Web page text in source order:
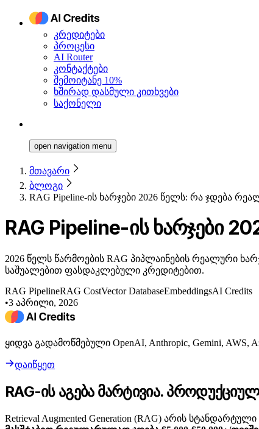
კრედიტები
პროცესი
AI Router
კონტაქტები
შემოიტანე 10%
ხშირად დასმული კითხვები
საქონელი
open navigation menu
მთავარი
ბლოგი
RAG Pipeline-ის ხარჯები 2026 წელს: რა ჯდება
RAG Pipeline-ის ხარჯები
2026 წელს წარმოების RAG პიპლაინების რეალური
საშუალებით ფასდაკლებული კრედიტებით.
RAG PipelineRAG CostVector DatabaseEmbeddingsAI Credits
•3 აპრილი, 2026
ყიდვა გადამოწმებული OpenAI, Anthropic, Gemini,
დაიწყეთ
RAG-ის აგება მარტივია.
Retrieval Augmented Generation (RAG) არის